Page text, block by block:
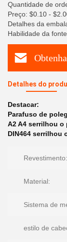
Quantidade de
Preço: $0.10 -
Detalhes da
Habilidade da
Detalhes do
Destacar:
Parafuso de
A2 A4 serrilhou
DIN464 serrilhou
Revestimento:
Material:
Sistema de
estilo de